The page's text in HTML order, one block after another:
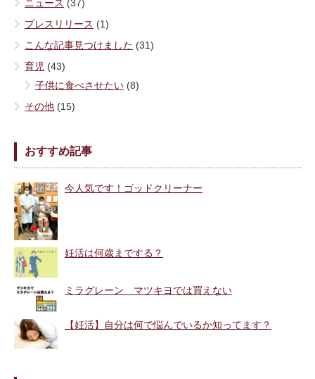
ニュース (37)
プレスリリース (1)
こんな記事見つけました (31)
育児 (43)
子供に食べさせたい (8)
その他 (15)
おすすめ記事
今人気です！ゴッドクリーナー
妊活は何歳までする？
ミラグレーン マツキヨでは買えない
【妊活】自分は何で悩んでいるか知ってます？